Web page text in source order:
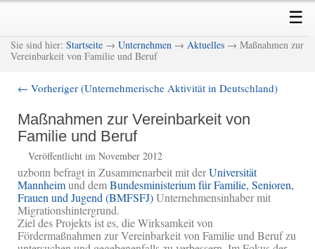
Skip
primary
content
Skip
secondary
content
☰
Sie sind hier: Startseite → Unternehmen → Aktuelles → Maßnahmen zur
Vereinbarkeit von Familie und Beruf
navigation
← Vorheriger (Unternehmerische Aktivität in Deutschland)
Maßnahmen zur Vereinbarkeit von
Familie und Beruf
Veröffentlicht im November 2012
uzbonn befragt in Zusammenarbeit mit derUniversität
Mannheimund demBundesministerium für Familie, Senioren,
Frauen und Jugend (BMFSFJ)Unternehmensinhaber mit
Migrationshintergrund.
Ziel des Projekts ist es, die Wirksamkeit von
Fördermaßnahmen zur Vereinbarkeit von Familie und Beruf zu